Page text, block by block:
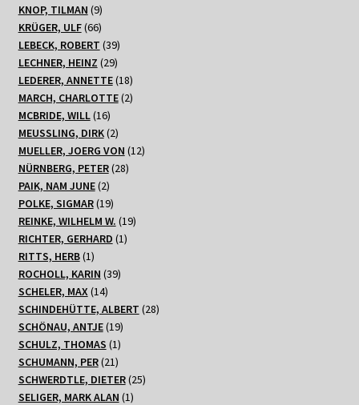
Produkte
KNOP, TILMAN 99
Produkte
KRÜGER, ULF 6666
Produkte
LEBECK, ROBERT 3939
Produkte
LECHNER, HEINZ 2929
Produkte
LEDERER, ANNETTE 1818
Produkte
MARCH, CHARLOTTE 22
MCBRIDE, WILL 1616
Produkte
MEUSSLING, DIRK 22
Produkte
MUELLER, JOERG VON 1212
NÜRNBERG, PETER 2828
PAIK, NAM JUNE 22
Produkte
POLKE, SIGMAR 1919
Produkte
REINKE, WILHELM W. 1919
RICHTER, GERHARD 11
RITTS, HERB 11
Produkt
ROCHOLL, KARIN 3939
SCHELER, MAX 1414
Produkte
SCHINDEHÜTTE, ALBERT 2828
SCHÖNAU, ANTJE 1919
Produkte
SCHULZ, THOMAS 11
Produkt
SCHUMANN, PER 2121
Produkte
SCHWERDTLE, DIETER 2525
SELIGER, MARK ALAN 11